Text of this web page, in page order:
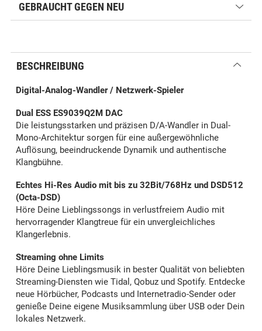
GEBRAUCHT GEGEN NEU
BESCHREIBUNG
Digital-Analog-Wandler / Netzwerk-Spieler
Dual ESS ES9039Q2M DAC
Die leistungsstarken und präzisen D/A-Wandler in Dual-
Mono-Architektur sorgen für eine außergewöhnliche
Auflösung, beeindruckende Dynamik und authentische
Klangbühne.
Echtes Hi-Res Audio mit bis zu 32Bit/768Hz und DSD512
(Octa-DSD)
Höre Deine Lieblingssongs in verlustfreiem Audio mit
hervorragender Klangtreue für ein unvergleichliches
Klangerlebnis.
Streaming ohne Limits
Höre Deine Lieblingsmusik in bester Qualität von beliebten
Streaming-Diensten wie Tidal, Qobuz und Spotify. Entdecke
neue Hörbücher, Podcasts und Internetradio-Sender oder
genieße Deine eigene Musiksammlung über USB oder Dein
lokales Netzwerk.